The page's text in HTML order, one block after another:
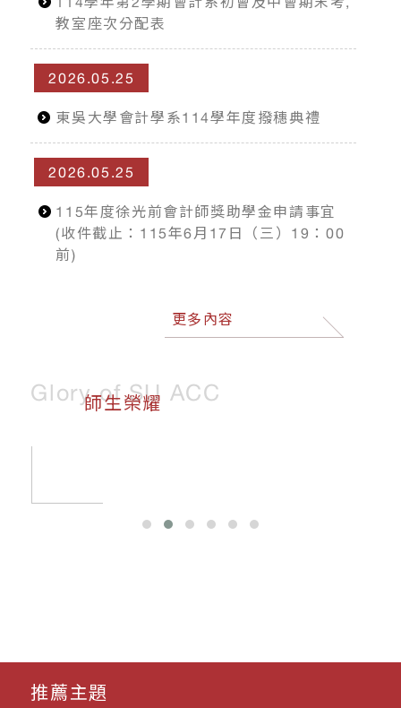
教室座次分配表
2026.05.25
東吳大學會計學系114學年度撥穗典禮
2026.05.25
115年度徐光前會計師獎助學金申請事宜
(收件截止：115年6月17日（三）19：00
前)
更多內容
Glory of SU ACC
師生榮耀
推薦主題